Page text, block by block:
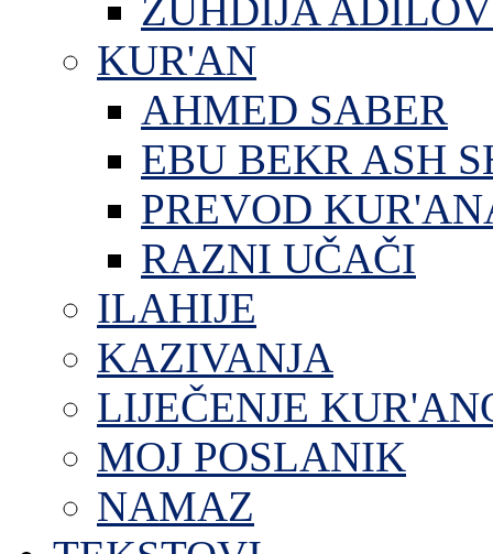
ZUHDIJA
KUR'AN
AHMED SABER
EBU BEKR ASH
PREVOD
RAZNI UČAČI
ILAHIJE
KAZIVANJA
LIJEČENJE
MOJ POSLANIK
NAMAZ